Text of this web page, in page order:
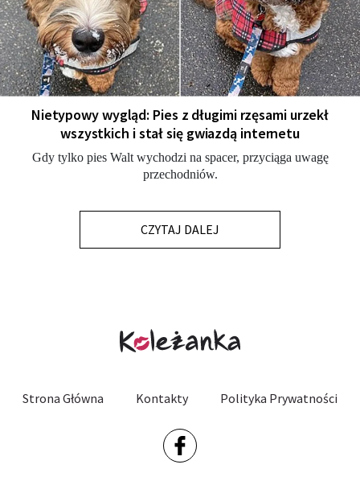
Nietypowy wygląd: Pies z długimi rzęsami urzekł
wszystkich i stał się gwiazdą internetu
Gdy tylko pies Walt wychodzi na spacer, przyciąga uwagę
przechodniów.
CZYTAJ DALEJ
Strona Główna Kontakty Polityka Prywatności